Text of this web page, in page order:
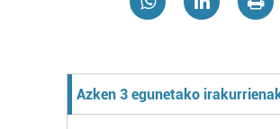
Azken 3 egunetako